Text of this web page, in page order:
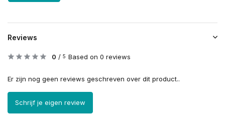
Reviews
0 / 5 Based on 0 reviews
Er zijn nog geen reviews geschreven over dit product..
Schrijf je eigen review